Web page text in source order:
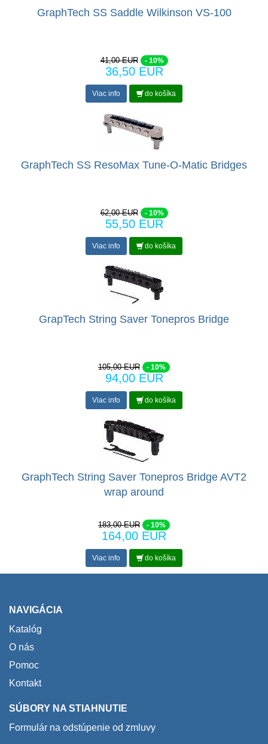
GraphTech SS Saddle Wilkinson VS-100
41,00 EUR - 10%
36,50 EUR
Viac info do košíka
GraphTech SS ResoMax Tune-O-Matic Bridges
62,00 EUR - 10%
55,50 EUR
Viac info do košíka
GrapTech String Saver Tonepros Bridge
105,00 EUR - 10%
94,00 EUR
Viac info do košíka
GraphTech String Saver Tonepros Bridge AVT2
wrap around
183,00 EUR - 10%
164,00 EUR
Viac info do košíka
NAVIGÁCIA
Katalóg
O nás
Pomoc
Kontakt
SÚBORY NA STIAHNUTIE
Formulár na odstúpenie od zmluvy